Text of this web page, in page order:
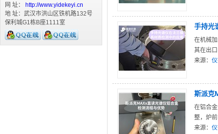
网 址：
http://www.yidekeyi.cn
地 址：武汉市洪山区铁机路132号
保利城G1栋B座1111室
手持光
在机械
其在出
来源：
斯派克
在铝合
整，炉
来源：